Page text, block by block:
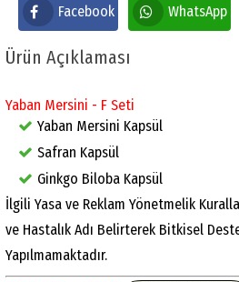
Facebook WhatsApp
Ürün Açıklaması
Yaban Mersini - F Seti
Yaban Mersini Kapsül
Safran Kapsül
Ginkgo Biloba Kapsül
İlgili Yasa ve Reklam Yönetmelik
ve Hastalık Adı Belirterek Bitkisel
Yapılmamaktadır.